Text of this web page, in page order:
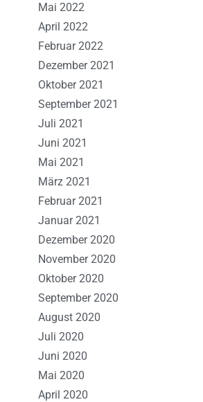
Mai 2022
April 2022
Februar 2022
Dezember 2021
Oktober 2021
September 2021
Juli 2021
Juni 2021
Mai 2021
März 2021
Februar 2021
Januar 2021
Dezember 2020
November 2020
Oktober 2020
September 2020
August 2020
Juli 2020
Juni 2020
Mai 2020
April 2020